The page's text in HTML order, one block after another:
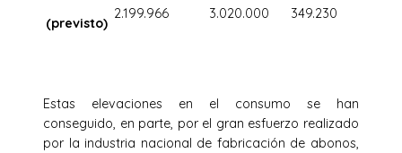
(previsto)
2.199.966 3.020.000 349.230
Estas elevaciones en el consumo se han
conseguido, en parte, por el gran esfuerzo realizado
por la industria nacional de fabricación de abonos,